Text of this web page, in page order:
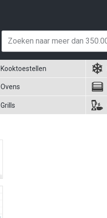
Kooktoestellen
Ovens
Grills